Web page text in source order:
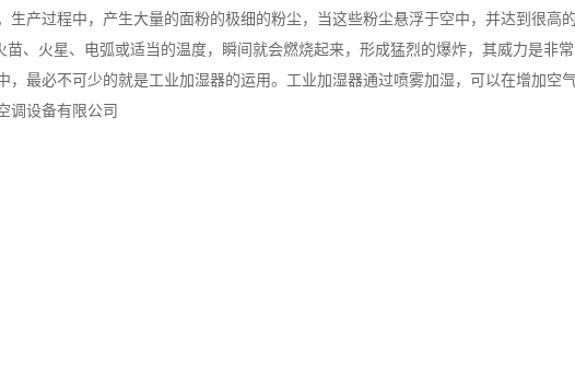
产过程中，产生大量的面粉的极细的粉尘，当这些粉尘悬浮于空中，并达到很高的
、火星、电弧或适当的温度，瞬间就会燃烧起来，形成猛烈的爆炸，其威力是非常
，最必不可少的就是工业加湿器的运用。工业加湿器通过喷雾加湿，可以在增加空
调设备有限公司